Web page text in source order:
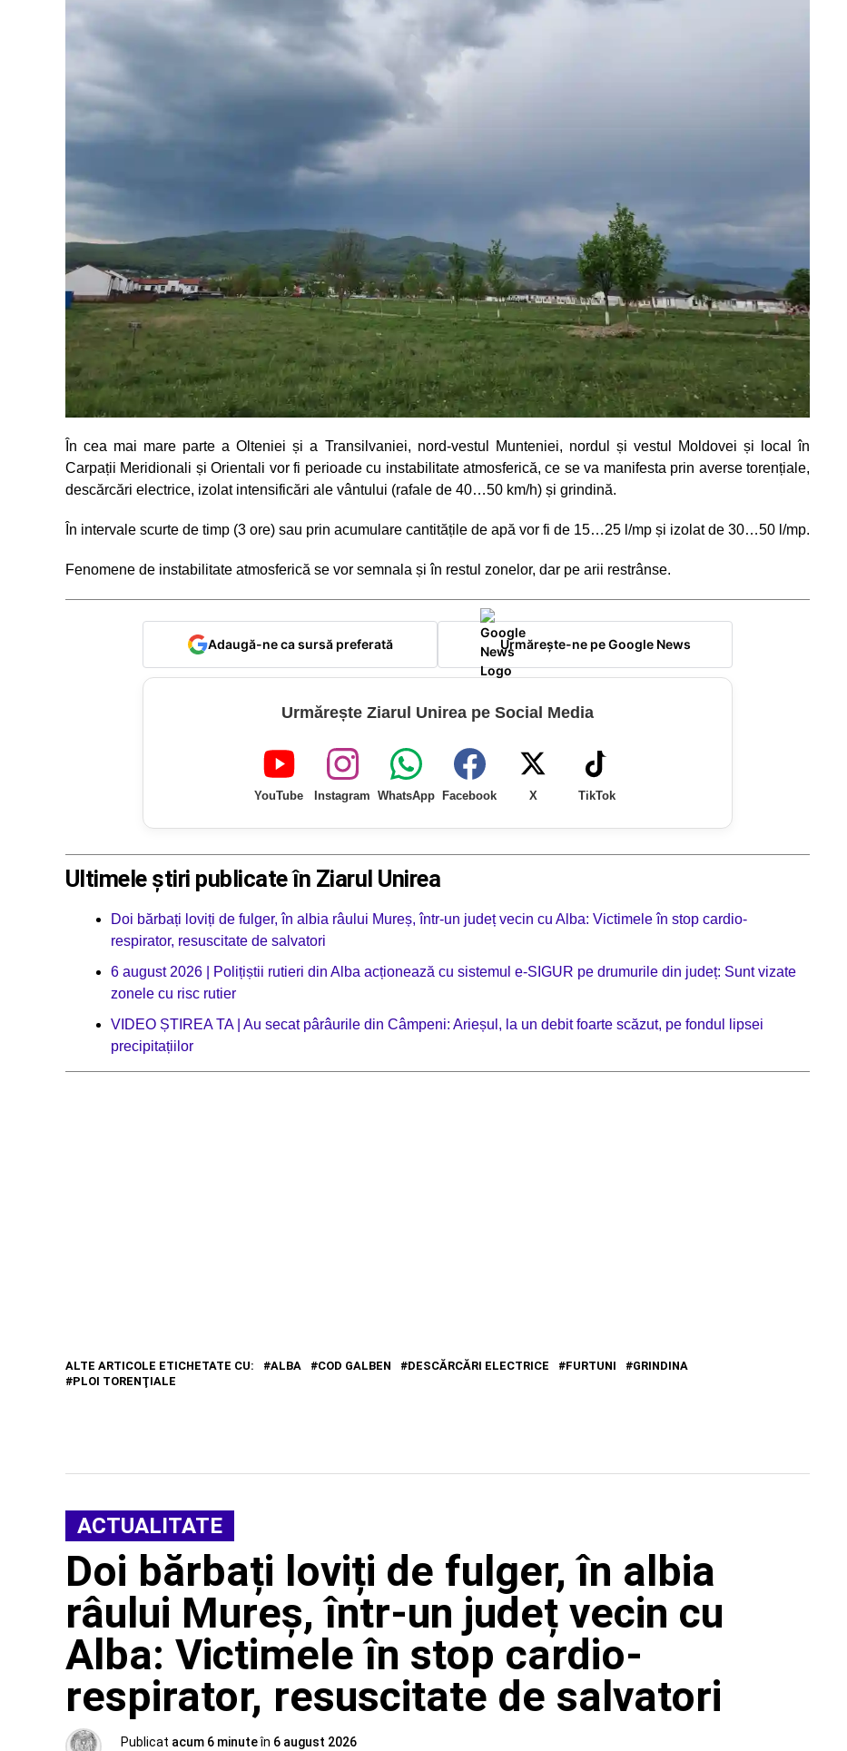
În cea mai mare parte a Olteniei și a Transilvaniei, nord-vestul Munteniei, nordul și vestul Moldovei și local în
Carpații Meridionali și Orientali vor fi perioade cu instabilitate atmosferică, ce se va manifesta prin averse torențiale,
descărcări electrice, izolat intensificări ale vântului (rafale de 40…50 km/h) și grindină.
În intervale scurte de timp (3 ore) sau prin acumulare cantitățile de apă vor fi de 15…25 l/mp și izolat de 30…50 l/mp.
Fenomene de instabilitate atmosferică se vor semnala și în restul zonelor, dar pe arii restrânse.
Adaugă-ne ca sursă preferată Urmărește-ne pe Google News
Urmărește Ziarul Unirea pe Social Media
YouTube Instagram WhatsApp Facebook X TikTok
Ultimele știri publicate în Ziarul Unirea
Doi bărbați loviți de fulger, în albia râului Mureș, într-un județ vecin cu Alba: Victimele în stop cardio-
respirator, resuscitate de salvatori
6 august 2026 | Polițiștii rutieri din Alba acționează cu sistemul e-SIGUR pe drumurile din județ: Sunt vizate
zonele cu risc rutier
VIDEO ȘTIREA TA | Au secat pârâurile din Câmpeni: Arieșul, la un debit foarte scăzut, pe fondul lipsei
precipitațiilor
ALTE ARTICOLE ETICHETATE CU: ALBA COD GALBEN DESCĂRCĂRI ELECTRICE FURTUNI
GRINDINA
PLOI TORENŢIALE
ACTUALITATE
Doi bărbați loviți de fulger, în albia
râului Mureș, într-un județ vecin cu
Alba: Victimele în stop cardio-
respirator, resuscitate de salvatori
Publicat acum 6 minuteîn 6 august 2026